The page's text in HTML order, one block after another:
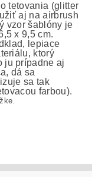
tetovania (glitter
aj na airbrush
vzor šablóny je
x 9,5 cm.
lepiace
ktorý
ju prípadne aj
dá sa
sa tak
farbou).